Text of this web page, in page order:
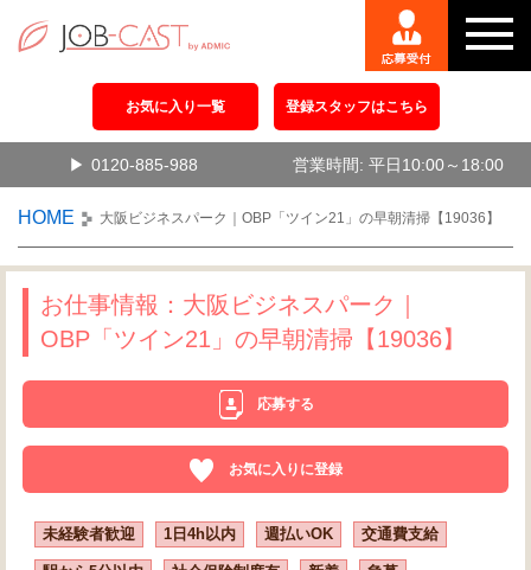
お気に入り一覧 登録スタッフはこちら
0120-885-988 営業時間: 平日10:00～18:00
HOME 大阪ビジネスパーク｜OBP「ツイン21」の早朝清掃【19036】
お仕事情報：大阪ビジネスパーク｜
OBP「ツイン21」の早朝清掃【19036】
応募する
お気に入りに登録
未経験者歓迎 1日4h以内 週払いOK 交通費支給